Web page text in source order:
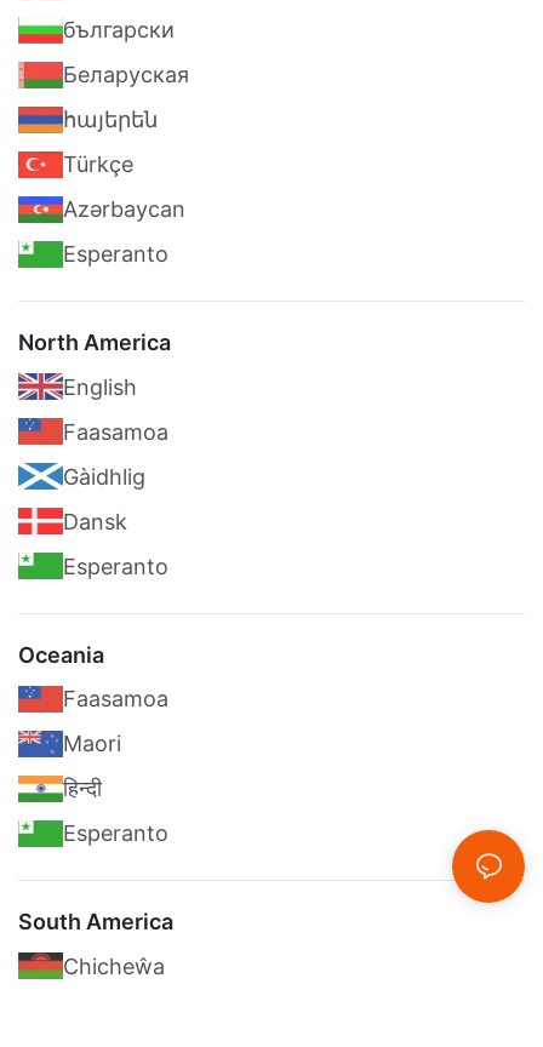
български
Беларуская
հայերեն
Türkçe
Azərbaycan
Esperanto
North America
English
Faasamoa
Gàidhlig
Dansk
Esperanto
Oceania
Faasamoa
Maori
हिन्दी
Esperanto
South America
Chicheŵa